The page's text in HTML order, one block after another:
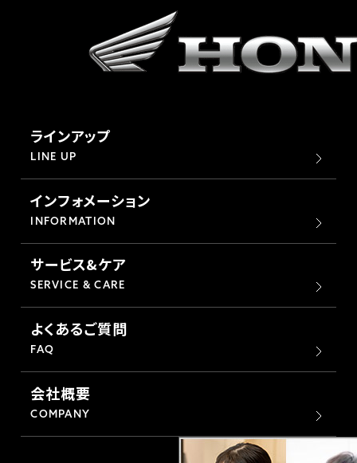
ラインアップ
LINE UP
インフォメーション
INFORMATION
サービス&ケア
SERVICE & CARE
よくあるご質問
FAQ
会社概要
COMPANY